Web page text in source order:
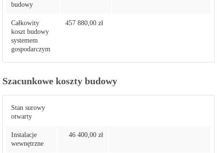
budowy
Całkowity
koszt budowy
systemem
gospodarczym
457 880,00 zł
Szacunkowe koszty budowy
Stan surowy
otwarty
Instalacje
wewnętrzne
46 400,00 zł